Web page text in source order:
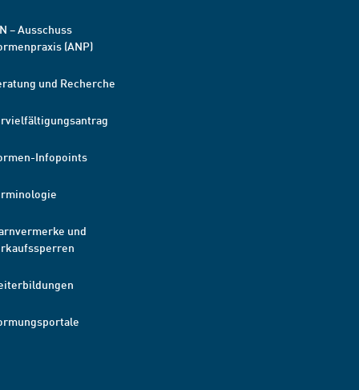
– Ausschuss
(ANP)
und Recherche
Infopoints
und